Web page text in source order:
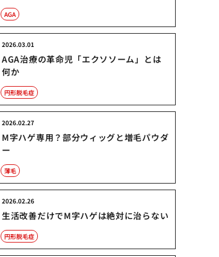
AGA
AGA治療の革命児「エクソソーム」とは
何か
2026.03.01
円形脱毛症
M字ハゲ専用？部分ウィッグと増毛パウダ
ー
2026.02.27
薄毛
生活改善だけでM字ハゲは絶対に治らない
2026.02.26
円形脱毛症